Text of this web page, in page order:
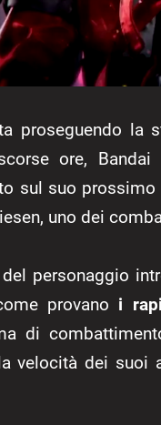
proseguendo la
ore,
sul suo
uno dei
del personaggio
provano i
di
velocità dei suoi